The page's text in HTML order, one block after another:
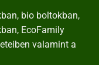
bio boltokban,
EcoFamily
valamint a